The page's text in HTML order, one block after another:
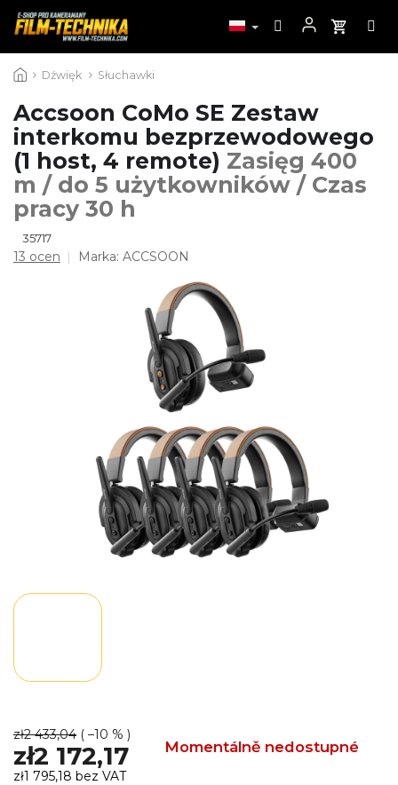
do
Dźwięk Słuchawki
Accsoon CoMo SE Zestaw
interkomu bezprzewodowego
(1 host, 4 remote) Zasięg 400
m / do 5 użytkowników / Czas
pracy 30 h
35717
Średnia
13 ocen Marka: ACCSOON
zł2 433,04 ( –10 % )
zł2 172,17 Momentálně nedostupné
zł1 795,18 bez VAT